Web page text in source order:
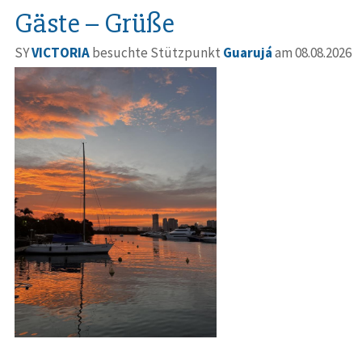
Gäste – Grüße
SYVICTORIAbesuchte Stützpunkt Guarujáam 08.08.2026